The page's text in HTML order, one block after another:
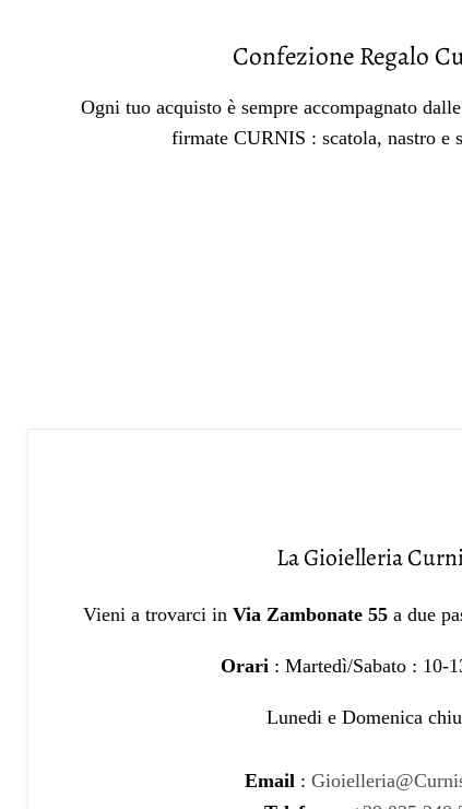
Confezione Regalo
Ogni tuo acquisto è sempre accompagnato
firmate CURNIS : scatola, nastro e
La Gioielleria
Vieni a trovarci in Via Zambonate 55 a due
Orari : Martedì/Sabato : 10-
Lunedi e Domenica
Email :